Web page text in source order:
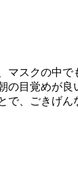
スクの中で
目覚めが良
、ごきげん